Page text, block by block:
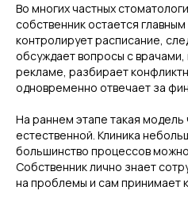
Во многих частных
собственник остается
контролирует расписание,
обсуждает вопросы с
рекламе, разбирает
одновременно отвечает за
На раннем этапе такая модель
естественной. Клиника
большинство процессов
Собственник лично знает
на проблемы и сам принимает